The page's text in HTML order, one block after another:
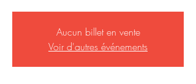
Aucun billet en vente
Voir d'autres événements